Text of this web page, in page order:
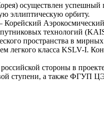
осуществлен успешный
эллиптическую орбиту.
технологий
пространства в
легкого класса KSLV-I.
стороны в
ступени, а также ФГУП